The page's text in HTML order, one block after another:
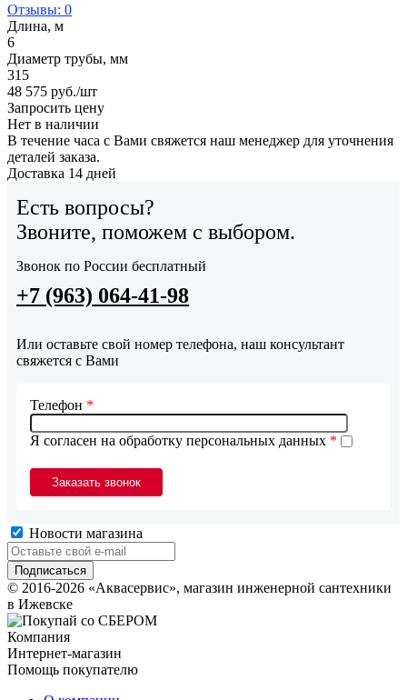
Отзывы: 0
Длина, м
6
Диаметр трубы, мм
315
48 575 руб./шт
Запросить цену
Нет в наличии
В течение часа с Вами свяжется наш менеджер для уточнения
деталей заказа.
Доставка 14 дней
Есть вопросы?
Звоните, поможем с выбором.
Звонок по России бесплатный
+7 (963) 064-41-98
Или оставьте свой номер телефона, наш консультант
свяжется с Вами
Я согласен на обработку персональных данных *
Телефон *
Новости магазина
© 2016-2026 «Аквасервис», магазин инженерной сантехники
в Ижевске
Компания
Интернет-магазин
Помощь покупателю